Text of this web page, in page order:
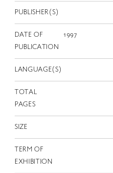
PUBLISHER(S)
DATE OF
PUBLICATION
1997
LANGUAGE(S)
TOTAL
PAGES
SIZE
TERM OF
EXHIBITION